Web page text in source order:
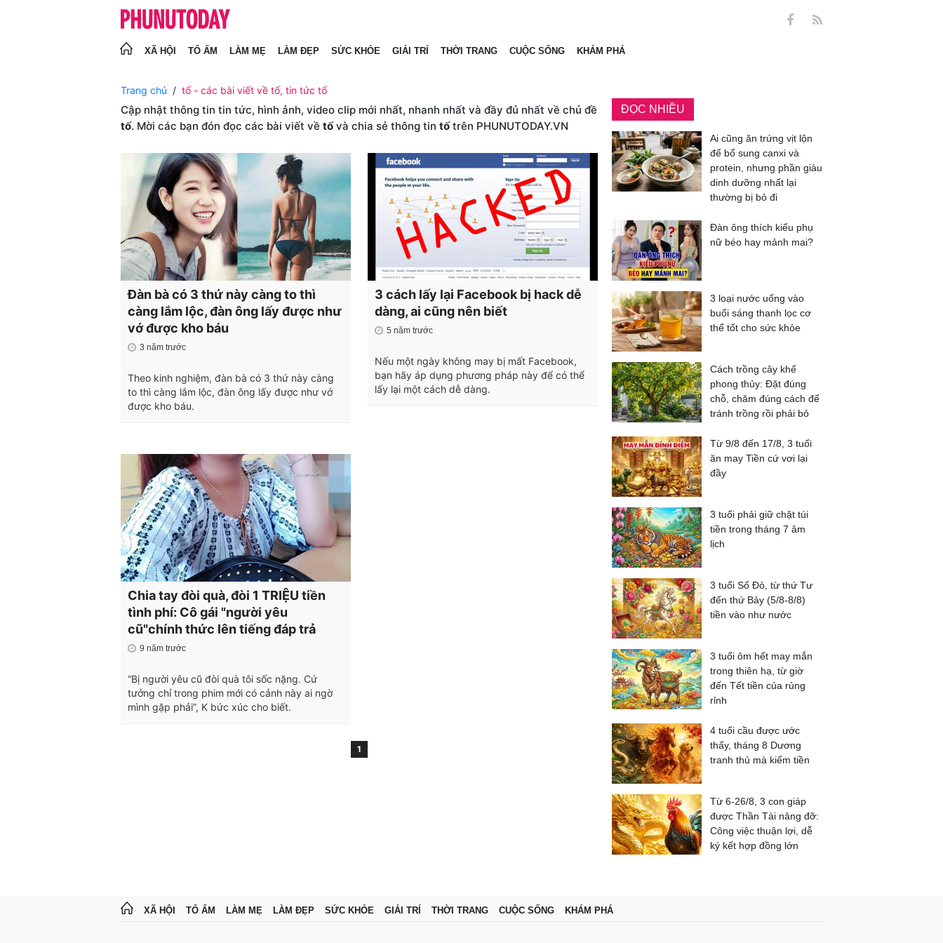
XÃ HỘI TỔ ẤM LÀM MẸ LÀM ĐẸP SỨC KHỎE GIẢI TRÍ THỜI TRANG CUỘC SỐNG KHÁM PHÁ
Trang chủ tố - các bài viết về tố, tin tức tố
Cập nhật thông tin tin tức, hình ảnh, video clip mới nhất, nhanh nhất và đầy đủ nhất về chủ đề
tố. Mời các bạn đón đọc các bài viết về tốvà chia sẻ thông tin tốtrên PHUNUTODAY.VN
Đàn bà có 3 thứ này càng to thì
càng lắm lộc, đàn ông lấy được như
vớ được kho báu
3 năm trước
Theo kinh nghiệm, đàn bà có 3 thứ này càng
to thì càng lắm lộc, đàn ông lấy được như vớ
được kho báu.
Chia tay đòi quà, đòi 1 TRIỆU tiền
tình phí: Cô gái "người yêu
cũ"chính thức lên tiếng đáp trả
9 năm trước
“Bị người yêu cũ đòi quà tôi sốc nặng. Cứ
tưởng chỉ trong phim mới có cảnh này ai ngờ
mình gặp phải”, K bức xúc cho biết.
3 cách lấy lại Facebook bị hack dễ
dàng, ai cũng nên biết
5 năm trước
Nếu một ngày không may bị mất Facebook,
bạn hãy áp dụng phương pháp này để có thể
lấy lại một cách dễ dàng.
1
ĐỌC NHIỀU
Ai cũng ăn trứng vịt lộn
để bổ sung canxi và
protein, nhưng phần giàu
dinh dưỡng nhất lại
thường bị bỏ đi
Đàn ông thích kiểu phụ
nữ béo hay mảnh mai?
3 loại nước uống vào
buổi sáng thanh lọc cơ
thể tốt cho sức khỏe
Cách trồng cây khế
phong thủy: Đặt đúng
chỗ, chăm đúng cách để
tránh trồng rồi phải bỏ
Từ 9/8 đến 17/8, 3 tuổi
ăn may Tiền cứ vơi lại
đầy
3 tuổi phải giữ chặt túi
tiền trong tháng 7 âm
lịch
3 tuổi Số Đỏ, từ thứ Tư
đến thứ Bảy (5/8-8/8)
tiền vào như nước
3 tuổi ôm hết may mắn
trong thiên hạ, từ giờ
đến Tết tiền của rủng
rỉnh
4 tuổi cầu được ước
thấy, tháng 8 Dương
tranh thủ mà kiếm tiền
Từ 6-26/8, 3 con giáp
được Thần Tài nâng đỡ:
Công việc thuận lợi, dễ
ký kết hợp đồng lớn
XÃ HỘI TỔ ẤM LÀM MẸ LÀM ĐẸP SỨC KHỎE GIẢI TRÍ THỜI TRANG CUỘC SỐNG KHÁM PHÁ